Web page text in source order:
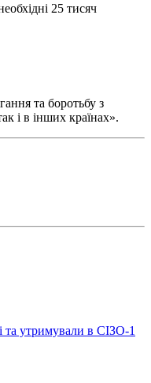
25 тисяч
та боротьбу з
і в інших країнах».
та утримували в СІЗО-1